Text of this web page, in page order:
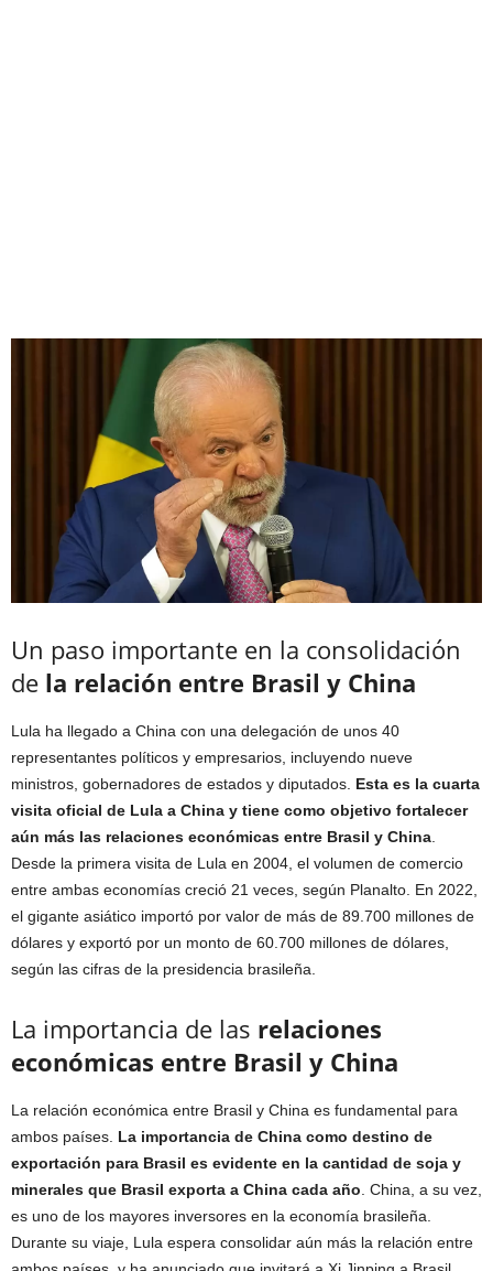
Un paso importante en la consolidación
de la relación entre Brasil y China
Lula ha llegado a China con una delegación de unos 40
representantes políticos y empresarios, incluyendo nueve
ministros, gobernadores de estados y diputados. Esta es la cuarta
visita oficial de Lula a China y tiene como objetivo fortalecer
aún más las relaciones económicas entre Brasil y China.
Desde la primera visita de Lula en 2004, el volumen de comercio
entre ambas economías creció 21 veces, según Planalto. En 2022,
el gigante asiático importó por valor de más de 89.700 millones de
dólares y exportó por un monto de 60.700 millones de dólares,
según las cifras de la presidencia brasileña.
La importancia de las relaciones
económicas entre Brasil y China
La relación económica entre Brasil y China es fundamental para
ambos países. La importancia de China como destino de
exportación para Brasil es evidente en la cantidad de soja y
minerales que Brasil exporta a China cada año. China, a su vez,
es uno de los mayores inversores en la economía brasileña.
Durante su viaje, Lula espera consolidar aún más la relación entre